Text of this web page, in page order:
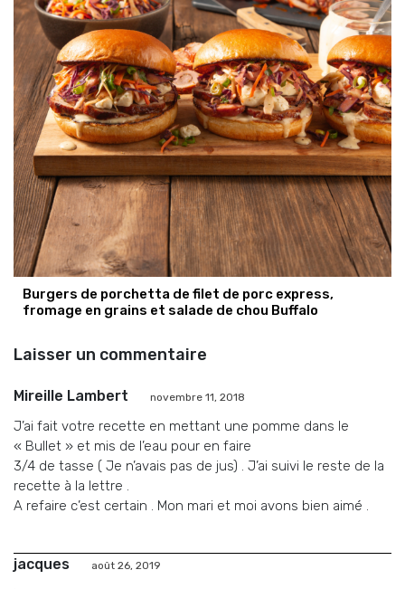
Burgers de porchetta de filet de porc express,
fromage en grains et salade de chou Buffalo
Laisser un commentaire
Mireille Lambert novembre 11, 2018
J’ai fait votre recette en mettant une pomme dans le
« Bullet » et mis de l’eau pour en faire
3/4 de tasse ( Je n’avais pas de jus) . J’ai suivi le reste de la
recette à la lettre .
A refaire c’est certain . Mon mari et moi avons bien aimé .
jacques août 26, 2019